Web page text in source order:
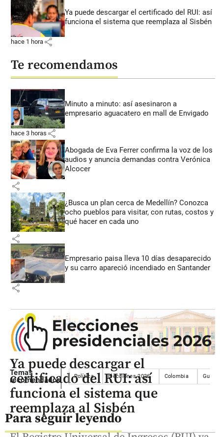
Ya puede descargar el certificado del RUI: así
funciona el sistema que reemplaza al Sisbén
hace 1 hora share
Te recomendamos
Minuto a minuto: así asesinaron a
empresario aguacatero en mall de Envigado
hace 3 horas share
Abogada de Eva Ferrer confirma la voz de los
audios y anuncia demandas contra Verónica
Alcocer
share
¿Busca un plan cerca de Medellín? Conozca
ocho pueblos para visitar, con rutas, costos y
qué hacer en cada uno
share
Empresario paisa lleva 10 días desaparecido
y su carro apareció incendiado en Santander
share
Temas
recomendados
Política Elecciones 2026 Colombia
Para seguir leyendo
Ya puede descargar el
certificado del RUI: así
funciona el sistema que
reemplaza al Sisbén